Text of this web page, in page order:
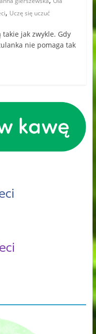
, Uczę się uczuć
jak zwykle. Gdy
nie pomaga tak